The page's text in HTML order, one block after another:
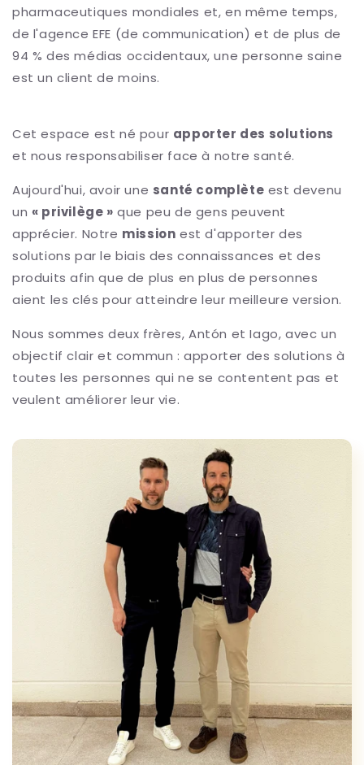
pharmaceutiques mondiales et, en même temps,
de l'agence EFE (de communication) et de plus de
94 % des médias occidentaux, une personne saine
est un client de moins.
Cet espace est né pour apporter des solutions
et nous responsabiliser face à notre santé.
Aujourd'hui, avoir une santé complète est devenu
un « privilège » que peu de gens peuvent
apprécier. Notre mission est d'apporter des
solutions par le biais des connaissances et des
produits afin que de plus en plus de personnes
aient les clés pour atteindre leur meilleure version.
Nous sommes deux frères, Antón et Iago, avec un
objectif clair et commun : apporter des solutions à
toutes les personnes qui ne se contentent pas et
veulent améliorer leur vie.